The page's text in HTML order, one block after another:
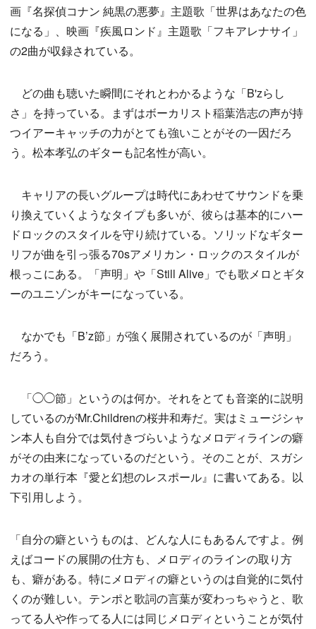
画『名探偵コナン 純黒の悪夢』主題歌「世界はあなたの色
になる」、映画『疾風ロンド』主題歌「フキアレナサイ」
の2曲が収録されている。
どの曲も聴いた瞬間にそれとわかるような「B'zらし
さ」を持っている。まずはボーカリスト稲葉浩志の声が持
つイアーキャッチの力がとても強いことがその一因だろ
う。松本孝弘のギターも記名性が高い。
キャリアの長いグループは時代にあわせてサウンドを乗
り換えていくようなタイプも多いが、彼らは基本的にハー
ドロックのスタイルを守り続けている。ソリッドなギター
リフが曲を引っ張る70sアメリカン・ロックのスタイルが
根っこにある。「声明」や「Still Alive」でも歌メロとギタ
ーのユニゾンがキーになっている。
なかでも「B’z節」が強く展開されているのが「声明」
だろう。
「◯◯節」というのは何か。それをとても音楽的に説明
しているのがMr.Childrenの桜井和寿だ。実はミュージシャ
ン本人も自分では気付きづらいようなメロディラインの癖
がその由来になっているのだという。そのことが、スガシ
カオの単行本『愛と幻想のレスポール』に書いてある。以
下引用しよう。
「自分の癖というものは、どんな人にもあるんですよ。例
えばコードの展開の仕方も、メロディのラインの取り方
も、癖がある。特にメロディの癖というのは自覚的に気付
くのが難しい。テンポと歌詞の言葉が変わっちゃうと、歌
ってる人や作ってる人には同じメロディということが気付